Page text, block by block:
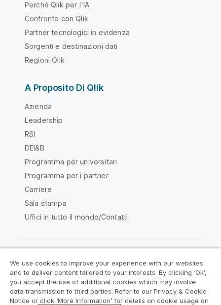
Perché Qlik per l'IA
Confronto con Qlik
Partner tecnologici in evidenza
Sorgenti e destinazioni dati
Regioni Qlik
A Proposito Di Qlik
Azienda
Leadership
RSI
DEI&B
Programma per universitari
Programma per i partner
Carriere
Sala stampa
Uffici in tutto il mondo/Contatti
Qlik Community
Contratti
Termini del prodotto
We use cookies to improve your experience with our websites
and to deliver content tailored to your interests. By clicking ‘Ok’,
you accept the use of additional cookies which may involve
data transmission to third parties. Refer to our Privacy & Cookie
Notice or click ‘More Information’ for details on cookie usage on